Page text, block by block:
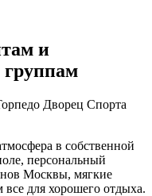
и
в собственной
персональный
Москвы, мягкие
для хорошего отдыха.